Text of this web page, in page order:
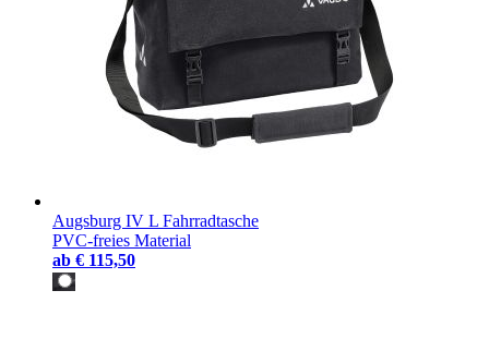
Augsburg IV L Fahrradtasche
PVC-freies Material
ab € 115,50